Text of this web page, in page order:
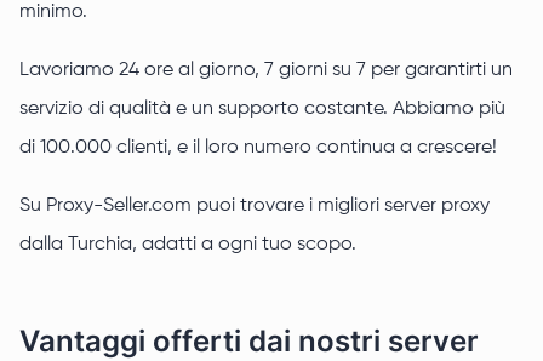
minimo.
Lavoriamo 24 ore al giorno, 7 giorni su 7 per garantirti un
servizio di qualità e un supporto costante. Abbiamo più
di 100.000 clienti, e il loro numero continua a crescere!
Su Proxy-Seller.com puoi trovare i migliori server proxy
dalla Turchia, adatti a ogni tuo scopo.
Vantaggi offerti dai nostri server